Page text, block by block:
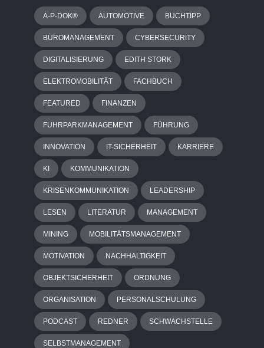
A-P-DOK® AUTOMOTIVE BUCHTIPP
BÜROMANAGEMENT CYBERSECURITY
DIGITALISIERUNG EDITH STORK
ELEKTROMOBILITÄT FACHBUCH
FEATURED FINANZEN
FUHRPARKMANAGEMENT FÜHRUNG
INNOVATION IT-SICHERHEIT KARRIERE
KI KOMMUNIKATION
KRISENKOMMUNIKATION LEADERSHIP
LESEN LITERATUR MANAGEMENT
MINING MOBILITÄTSMANAGEMENT
MOTIVATION NACHHALTIGKEIT
OBJEKTSICHERHEIT ORDNUNG
ORGANISATION PERSONALSCHULUNG
PODCAST REDNER SCHWACHSTELLE
SELBSTMANAGEMENT